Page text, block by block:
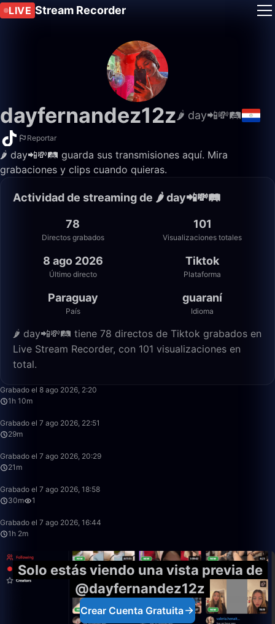
LIVE Stream Recorder
dayfernandez12z🌶 day📲💸🛤️
Reportar
🌶 day📲💸🛤️ guarda sus transmisiones aquí. Mira
grabaciones y clips cuando quieras.
Actividad de streaming de 🌶 day📲💸🛤️
78
Directos grabados
101
Visualizaciones totales
8 ago 2026
Último directo
Tiktok
Plataforma
Paraguay
País
guaraní
Idioma
🌶 day📲💸🛤️ tiene 78 directos de Tiktok grabados en
Live Stream Recorder, con 101 visualizaciones en
total.
Grabado el 8 ago 2026, 2:20
1h 10m
Grabado el 7 ago 2026, 22:51
29m
Grabado el 7 ago 2026, 20:29
21m
Grabado el 7 ago 2026, 18:58
30m
1
Grabado el 7 ago 2026, 16:44
1h 2m
Solo estás viendo una vista previa de
@dayfernandez12z
Crear Cuenta Gratuita